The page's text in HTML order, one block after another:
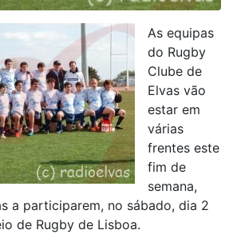
As equipas
do Rugby
Clube de
Elvas vão
estar em
várias
frentes este
fim de
semana,
a participarem, no sábado, dia 2
de Rugby de Lisboa.